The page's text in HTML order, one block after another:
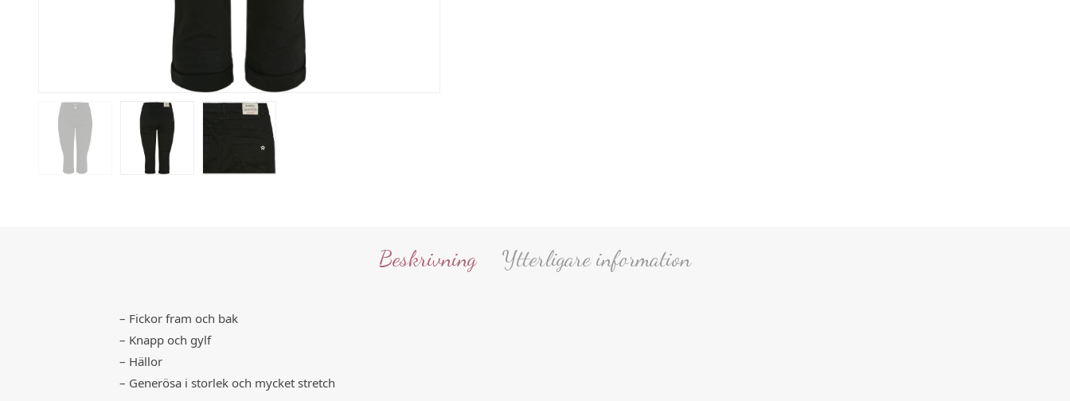
Beskrivning Ytterligare information
– Fickor fram och bak
– Knapp och gylf
– Hällor
– Generösa i storlek och mycket stretch